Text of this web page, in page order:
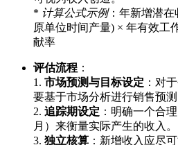
* 计算公式示例：年新增潜在
原单位时间产量) × 年有效工
献率
评估流程 ：
1. 市场预测与目标设定 ：对
要基于市场分析进行销售预测
2. 追踪期设定 ：明确一个合
月）来衡量实际产生的收入。
3. 独立核算 ：新增收入应尽